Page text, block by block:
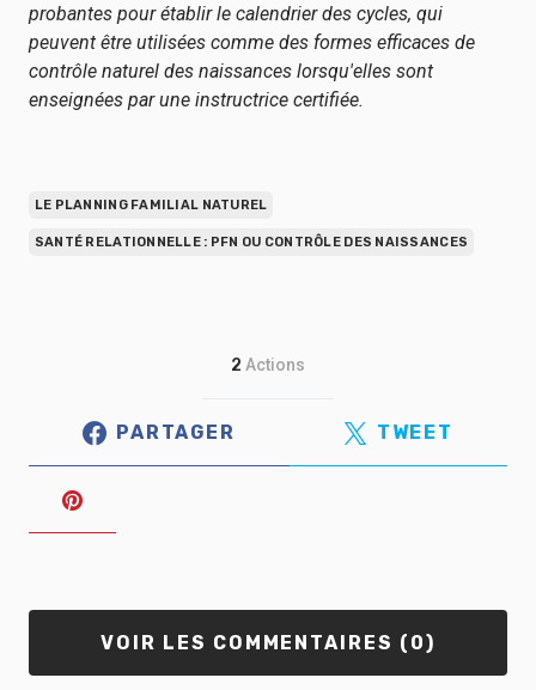
probantes pour établir le calendrier des cycles, qui
peuvent être utilisées comme des formes efficaces de
contrôle naturel des naissances lorsqu'elles sont
enseignées par une instructrice certifiée.
LE PLANNING FAMILIAL NATUREL
SANTÉ RELATIONNELLE : PFN OU CONTRÔLE DES NAISSANCES
2 Actions
PARTAGER TWEET
VOIR LES COMMENTAIRES (0)